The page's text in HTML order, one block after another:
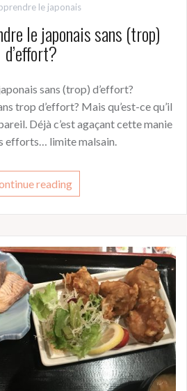
le japonais
le japonais sans (trop)
d’effort?
sans (trop) d’effort?
trop d’effort? Mais qu’est-ce qu’il
Déjà c’est agaçant cette manie
efforts… limite malsain.
reading